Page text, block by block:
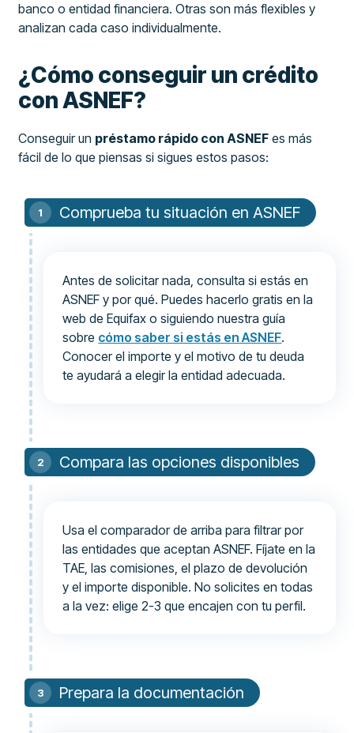
banco o entidad financiera. Otras son más flexibles y
analizan cada caso individualmente.
¿Cómo conseguir un crédito
con ASNEF?
Conseguir un préstamo rápido con ASNEF es más
fácil de lo que piensas si sigues estos pasos:
Comprueba tu situación en ASNEF
Antes de solicitar nada, consulta si estás en
ASNEF y por qué. Puedes hacerlo gratis en la
web de Equifax o siguiendo nuestra guía
sobre cómo saber si estás en ASNEF.
Conocer el importe y el motivo de tu deuda
te ayudará a elegir la entidad adecuada.
Compara las opciones disponibles
Usa el comparador de arriba para filtrar por
las entidades que aceptan ASNEF. Fíjate en la
TAE, las comisiones, el plazo de devolución
y el importe disponible. No solicites en todas
a la vez: elige 2-3 que encajen con tu perfil.
Prepara la documentación